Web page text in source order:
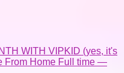
WITH VIPKID (yes, it's
From Home Full time —